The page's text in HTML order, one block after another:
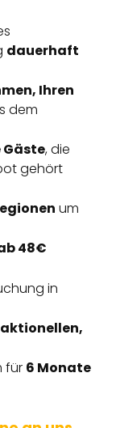
dauerhaft
Ihren
dem
Gäste, die
gehört
um
48€
in
für 6 Monate